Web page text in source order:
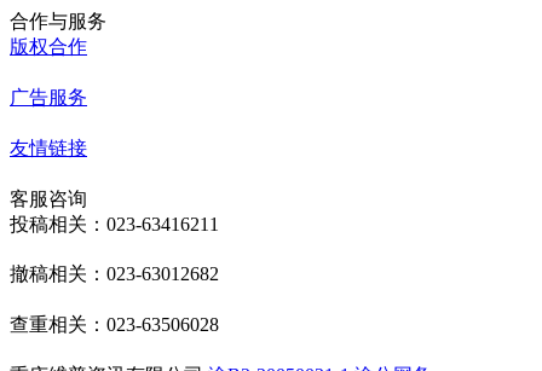
合作与服务
版权合作
广告服务
友情链接
客服咨询
投稿相关：023-63416211
撤稿相关：023-63012682
查重相关：023-63506028